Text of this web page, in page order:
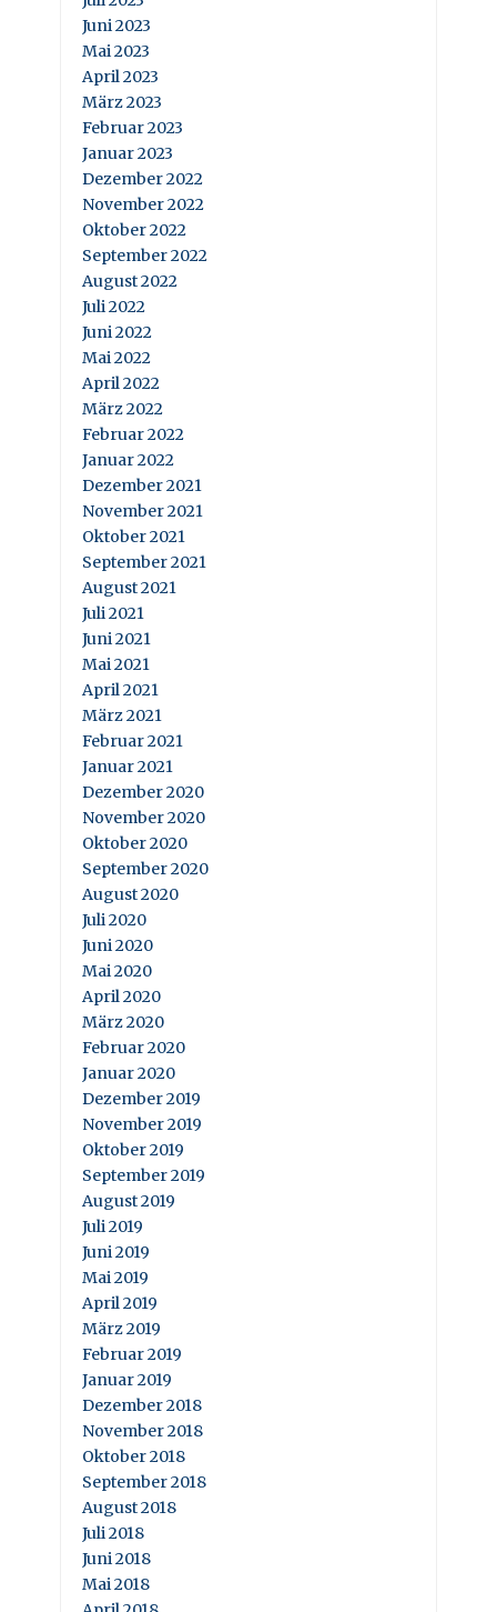
Juni 2023
Mai 2023
April 2023
März 2023
Februar 2023
Januar 2023
Dezember 2022
November 2022
Oktober 2022
September 2022
August 2022
Juli 2022
Juni 2022
Mai 2022
April 2022
März 2022
Februar 2022
Januar 2022
Dezember 2021
November 2021
Oktober 2021
September 2021
August 2021
Juli 2021
Juni 2021
Mai 2021
April 2021
März 2021
Februar 2021
Januar 2021
Dezember 2020
November 2020
Oktober 2020
September 2020
August 2020
Juli 2020
Juni 2020
Mai 2020
April 2020
März 2020
Februar 2020
Januar 2020
Dezember 2019
November 2019
Oktober 2019
September 2019
August 2019
Juli 2019
Juni 2019
Mai 2019
April 2019
März 2019
Februar 2019
Januar 2019
Dezember 2018
November 2018
Oktober 2018
September 2018
August 2018
Juli 2018
Juni 2018
Mai 2018